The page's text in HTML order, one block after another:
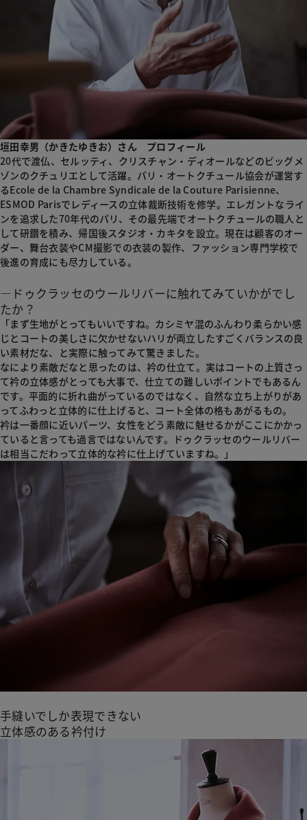
垣田幸男（かきたゆきお）さん プロフィール
20代で渡仏、セルッティ、クリスチャン・ディオールなどのビッグメ
ゾンのクチュリエとして活躍。パリ・オートクチュール協会が運営す
るEcole de la Chambre Syndicale de la Couture Parisienne、
ESMOD Parisでレディースの立体裁断技術を修学。エレガントなライ
ンを追求した70年代のパリ、その最先端でオートクチュールの職人と
して研鑽を積み、帰国後スタジオ・カキタを設立。現在は顧客のオー
ダー、舞台衣装やCM撮影での衣装の製作、ファッション専門学校で
後進の育成にも尽力している。
―ドゥクラッセのウールリバーに触れてみていかがでし
たか？
「まず生地がとってもいいですね。カシミヤ混のふんわり柔らかい感
じとコートの美しさに欠かせないハリが両立したすごくバランスの良
い素材だな、と実際に触ってみて驚きました。
なにより素敵だなと思ったのは、衿の仕立て。実はコートの上質さっ
て衿の立体感がとっても大事で、仕立ての難しいポイントでもあるん
です。平面的に折れ曲がっているのではなく、自然な立ち上がりがあ
ってふわっと立体的に仕上げると、コート全体の格もあがるもの。
衿は一番顔に近いパーツ、女性をどう素敵に魅せるかがここにかかっ
ていると言っても過言ではないんです。ドゥクラッセのウールリバー
は相当こだわって立体的な衿に仕上げていますね。」
手縫いでしか表現できない
立体感のある衿付け